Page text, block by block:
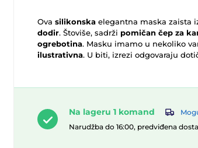
Ova silikonska elegantna maska zaista
dodir. Štoviše, sadrži pomičan čep za
ogrebotina. Masku imamo u nekoliko
ilustrativna. U biti, izrezi odgovaraju
Na lageru 1 komand
Narudžba do 16:00, predviđena